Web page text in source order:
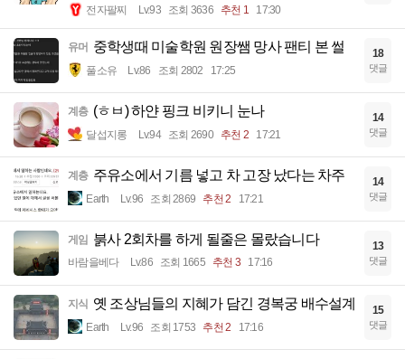
전자팔찌 Lv.93 조회 3636 추천 1 17:30
유머 중학생때 미술학원 원장쌤 망사 팬티 본 썰
풀소유 Lv.86 조회 2802 17:25
18
댓글
계층 (ㅎㅂ) 하얀 핑크 비키니 눈나
달섭지롱 Lv.94 조회 2690 추천 2 17:21
14
댓글
계층 주유소에서 기름 넣고 차 고장 났다는 차주
Earth Lv.96 조회 2869 추천 2 17:21
14
댓글
게임 붉사 2회차를 하게 될줄은 몰랐습니다
바람을베다 Lv.86 조회 1665 추천 3 17:16
13
댓글
지식 옛 조상님들의 지혜가 담긴 경복궁 배수설계
Earth Lv.96 조회 1753 추천 2 17:16
15
댓글